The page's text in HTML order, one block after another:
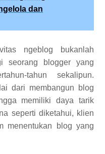
dan
ngeblog bukanlah
seorang blogger yang
tahun sekalipun.
dari membangun blog
memiliki daya tarik
seperti diketahui, klien
menentukan blog yang